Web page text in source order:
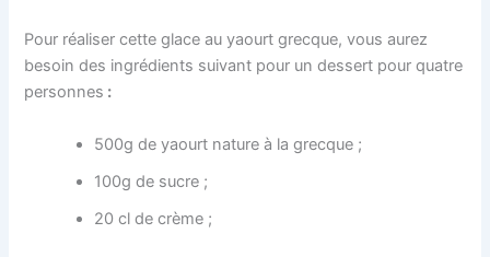
Pour réaliser cette glace au yaourt grecque, vous aurez
besoin des ingrédients suivant pour un dessert pour quatre
personnes :
500g de yaourt nature à la grecque ;
100g de sucre ;
20 cl de crème ;